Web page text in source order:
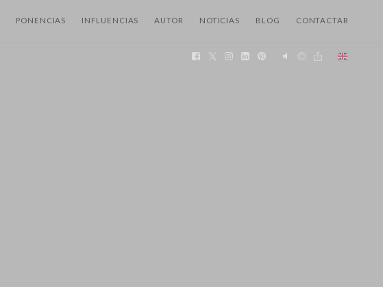
PONENCIAS INFLUENCIAS AUTOR NOTICIAS BLOG CONTACTAR